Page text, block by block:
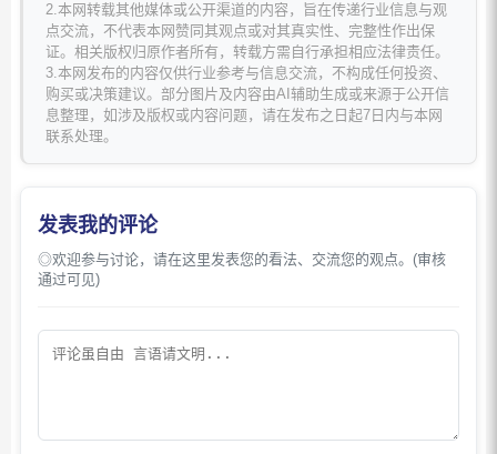
2.本网转载其他媒体或公开渠道的内容，旨在传递行业信息与观
点交流，不代表本网赞同其观点或对其真实性、完整性作出保
证。相关版权归原作者所有，转载方需自行承担相应法律责任。
3.本网发布的内容仅供行业参考与信息交流，不构成任何投资、
购买或决策建议。部分图片及内容由AI辅助生成或来源于公开信
息整理，如涉及版权或内容问题，请在发布之日起7日内与本网
联系处理。
发表我的评论
◎欢迎参与讨论，请在这里发表您的看法、交流您的观点。(审核
通过可见)